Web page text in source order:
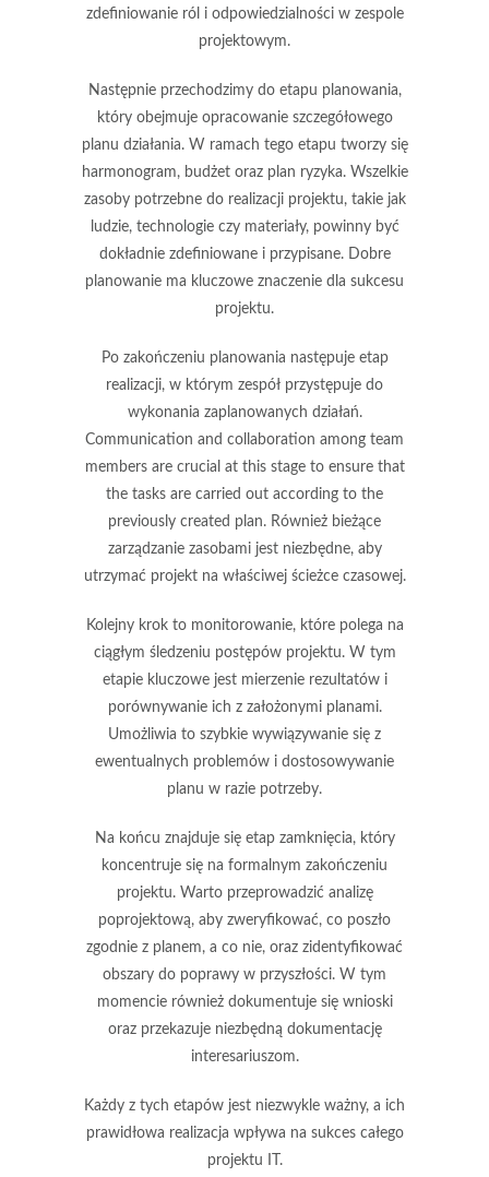
zdefiniowanie ról i odpowiedzialności w zespole
projektowym.
Następnie przechodzimy do etapu planowania,
który obejmuje opracowanie szczegółowego
planu działania. W ramach tego etapu tworzy się
harmonogram, budżet oraz plan ryzyka. Wszelkie
zasoby potrzebne do realizacji projektu, takie jak
ludzie, technologie czy materiały, powinny być
dokładnie zdefiniowane i przypisane. Dobre
planowanie ma kluczowe znaczenie dla sukcesu
projektu.
Po zakończeniu planowania następuje etap
realizacji, w którym zespół przystępuje do
wykonania zaplanowanych działań.
Communication and collaboration among team
members are crucial at this stage to ensure that
the tasks are carried out according to the
previously created plan. Również bieżące
zarządzanie zasobami jest niezbędne, aby
utrzymać projekt na właściwej ścieżce czasowej.
Kolejny krok to monitorowanie, które polega na
ciągłym śledzeniu postępów projektu. W tym
etapie kluczowe jest mierzenie rezultatów i
porównywanie ich z założonymi planami.
Umożliwia to szybkie wywiązywanie się z
ewentualnych problemów i dostosowywanie
planu w razie potrzeby.
Na końcu znajduje się etap zamknięcia, który
koncentruje się na formalnym zakończeniu
projektu. Warto przeprowadzić analizę
poprojektową, aby zweryfikować, co poszło
zgodnie z planem, a co nie, oraz zidentyfikować
obszary do poprawy w przyszłości. W tym
momencie również dokumentuje się wnioski
oraz przekazuje niezbędną dokumentację
interesariuszom.
Każdy z tych etapów jest niezwykle ważny, a ich
prawidłowa realizacja wpływa na sukces całego
projektu IT.